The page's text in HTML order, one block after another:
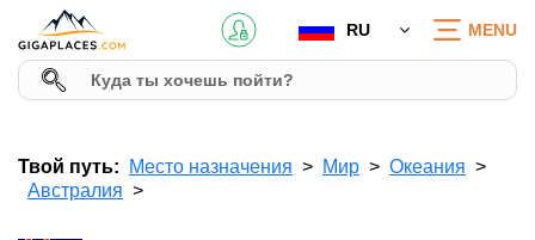
RU MENU
Твой путь: Место назначения Мир
Океания
Австралия